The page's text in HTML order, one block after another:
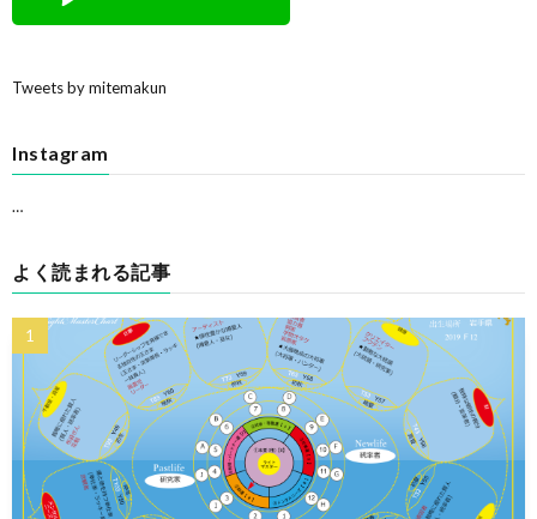
Tweets by mitemakun
Instagram
…
よく読まれる記事